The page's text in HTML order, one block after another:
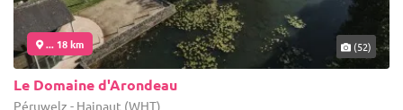
... 18 km (52)
Le Domaine d'Arondeau
Péruwelz - Hainaut (WHT)